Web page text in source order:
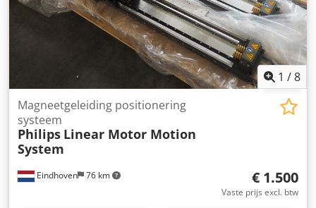
1 /8
Eindhoven 76 km
Magneetgeleiding positionering
systeem
Philips Linear Motor Motion
System
€ 1.500
Vaste prijs excl. btw